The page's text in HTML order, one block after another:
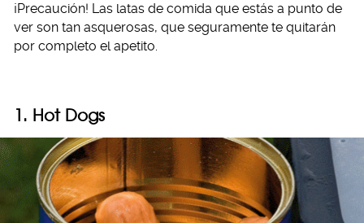
¡Precaución! Las latas de comida que estás a punto de
ver son tan asquerosas, que seguramente te quitarán
por completo el apetito.
1. Hot Dogs